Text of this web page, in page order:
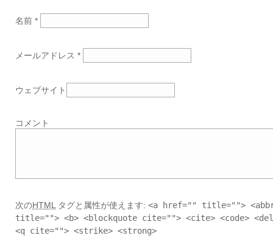
名前 *
メールアドレス *
ウェブサイト
コメント
次のHTML タグと属性が使えます: <a href="" title="">
title=""> <b> <blockquote cite=""> <cite> <code> <del
<q cite=""> <strike> <strong>